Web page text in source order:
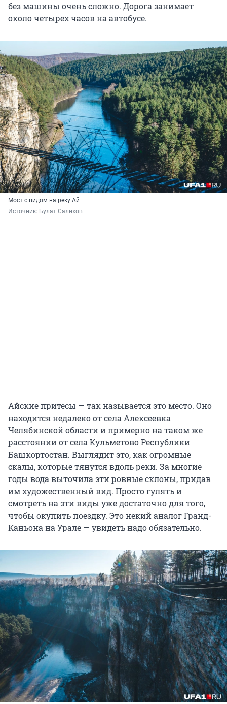
без машины очень сложно. Дорога занимает
около четырех часов на автобусе.
Мост с видом на реку Ай
Источник: Булат Салихов
Айские притесы — так называется это место. Оно
находится недалеко от села Алексеевка
Челябинской области и примерно на таком же
расстоянии от села Кульметово Республики
Башкортостан. Выглядит это, как огромные
скалы, которые тянутся вдоль реки. За многие
годы вода выточила эти ровные склоны, придав
им художественный вид. Просто гулять и
смотреть на эти виды уже достаточно для того,
чтобы окупить поездку. Это некий аналог Гранд-
Каньона на Урале — увидеть надо обязательно.